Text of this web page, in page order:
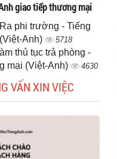
giao tiếp thương mại
phi trường - Tiếng
Anh)
5718
thủ tục trả phòng -
mại (Việt-Anh)
4630
VẤN XIN VIỆC